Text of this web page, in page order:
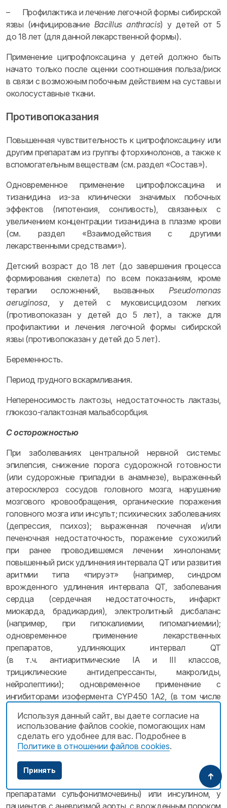
– Профилактика и лечение легочной формы сибирской
язвы (инфицирование Bacillus anthracis) у детей от 5
до 18 лет (для данной лекарственной формы).
Применение ципрофлоксацина у детей должно быть
начато только после оценки соотношения польза/риск
в связи с возможным побочным действием на суставы и
околосуставные ткани.
Противопоказания
Повышенная чувствительность к ципрофлоксацину или
другим препаратам из группы фторхинолонов, а также к
вспомогательным веществам (см. раздел «Состав»).
Одновременное применение ципрофлоксацина и
тизанидина из-за клинически значимых побочных
эффектов (гипотензия, сонливость), связанных с
увеличением концентрации тизанидина в плазме крови
(см. раздел «Взаимодействия с другими
лекарственными средствами»).
Детский возраст до 18 лет (до завершения процесса
формирования скелета) по всем показаниям, кроме
терапии осложнений, вызванных Pseudomonas
aeruginosa, у детей с муковисцидозом легких
(противопоказан у детей до 5 лет), а также для
профилактики и лечения легочной формы сибирской
язвы (противопоказан у детей до 5 лет).
Беременность.
Период грудного вскармливания.
Непереносимость лактозы, недостаточность лактазы,
глюкозо-галактозная мальабсорбция.
С осторожностью
При заболеваниях центральной нервной системы:
эпилепсия, снижение порога судорожной готовности
(или судорожные припадки в анамнезе), выраженный
атеросклероз сосудов головного мозга, нарушение
мозгового кровообращения, органические поражения
головного мозга или инсульт; психических заболеваниях
(депрессия, психоз); выраженная почечная и/или
печеночная недостаточность, поражение сухожилий
при ранее проводившемся лечении хинолонами;
повышенный риск удлинения интервала QT или развития
аритмии типа «пируэт» (например, синдром
врожденного удлинения интервала QT, заболевания
сердца (сердечная недостаточность, инфаркт
миокарда, брадикардия), электролитный дисбаланс
(например, при гипокалиемии, гипомагниемии);
одновременное применение лекарственных
препаратов, удлиняющих интервал QT
(в т.ч. антиаритмические IA и III классов,
трициклические антидепрессанты, макролиды,
нейролептики); одновременное применение с
ингибиторами изофермента CYP450 1A2, (в том числе
клозапин, ропинирол, оланзапин, агомелатин);
миастенияgravis; дефицит глюкозо-6-
фосфатдегидрогеназы; применение у пациентов
получающих сопутствующую терапию пероральными
гипогликемическими препаратами (например,
препаратами сульфонилмочевины) или инсулином, у
пациентов с аневризмой аорты, с врожденным пороком
Используя данный сайт, вы даете согласие на
использование файлов cookie, помогающих нам
сделать его удобнее для вас. Подробнее в
Политике в отношении файлов cookies.
Принять